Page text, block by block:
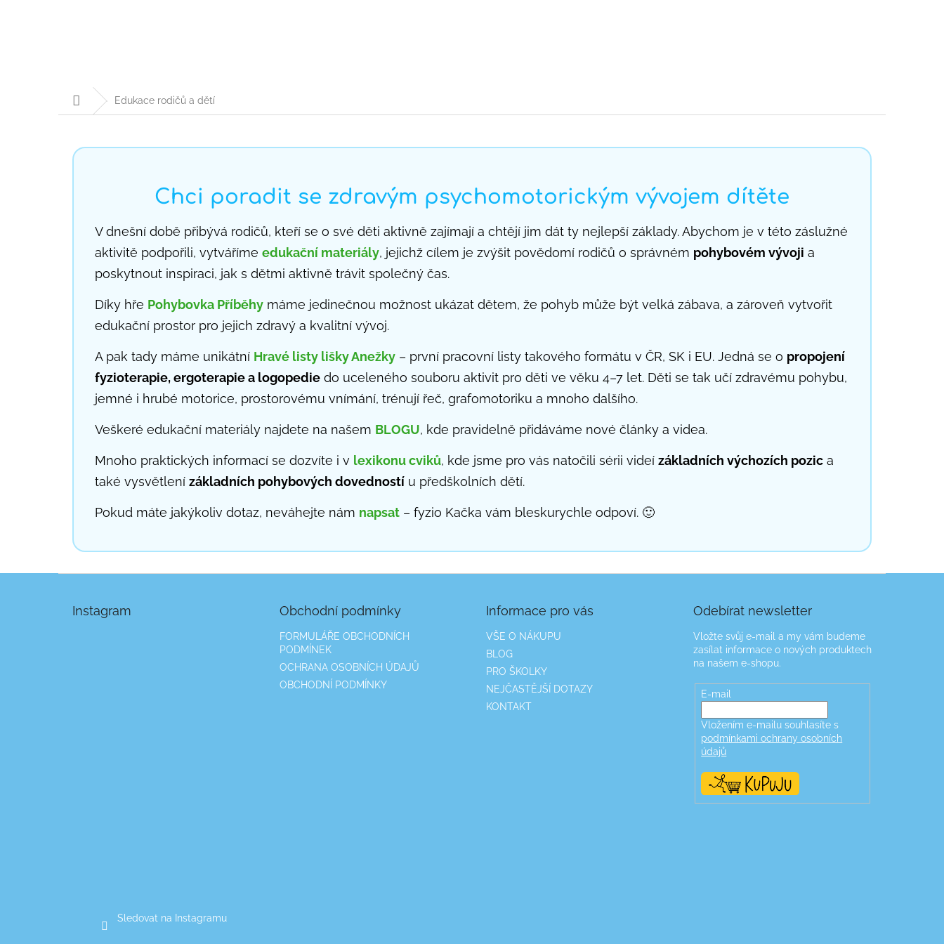
Domů Edukace rodičů a dětí
Chci poradit se zdravým psychomotorickým vývojem dítěte
V dnešní době přibývá rodičů, kteří se o své děti aktivně zajímají a chtějí jim dát ty nejlepší základy. Abychom je v této záslužné
aktivitě podpořili, vytváříme edukační materiály, jejichž cílem je zvýšit povědomí rodičů o správném pohybovém vývoji a
poskytnout inspiraci, jak s dětmi aktivně trávit společný čas.
Díky hře Pohybovka Příběhy máme jedinečnou možnost ukázat dětem, že pohyb může být velká zábava, a zároveň vytvořit
edukační prostor pro jejich zdravý a kvalitní vývoj.
A pak tady máme unikátní Hravé listy lišky Anežky – první pracovní listy takového formátu v ČR, SK i EU. Jedná se o propojení
fyzioterapie, ergoterapie a logopedie do uceleného souboru aktivit pro děti ve věku 4–7 let. Děti se tak učí zdravému pohybu,
jemné i hrubé motorice, prostorovému vnímání, trénují řeč, grafomotoriku a mnoho dalšího.
Veškeré edukační materiály najdete na našem BLOGU, kde pravidelně přidáváme nové články a videa.
Mnoho praktických informací se dozvíte i v lexikonu cviků, kde jsme pro vás natočili sérii videí základních výchozích pozic a
také vysvětlení základních pohybových dovedností u předškolních dětí.
Pokud máte jakýkoliv dotaz, neváhejte nám napsat – fyzio Kačka vám bleskurychle odpoví. 🙂
Instagram
Sledovat na Instagramu
Obchodní podmínky
FORMULÁŘE OBCHODNÍCH
PODMÍNEK
OCHRANA OSOBNÍCH ÚDAJŮ
OBCHODNÍ PODMÍNKY
Informace pro vás
VŠE O NÁKUPU
BLOG
PRO ŠKOLKY
NEJČASTĚJŠÍ DOTAZY
KONTAKT
Odebírat newsletter
Vložte svůj e-mail a my vám budeme
zasílat informace o nových produktech
na našem e-shopu.
E-mail
Vložením e-mailu souhlasíte s
podmínkami ochrany osobních
údajů